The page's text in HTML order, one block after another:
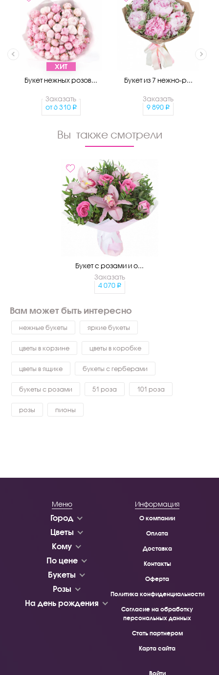
ХИТ
Букет нежных розов...
Заказать
от 6 310
Букет из 7 нежно-р...
Заказать
9 890
Вы также смотрели
Букет с розами и о...
Заказать
4 070
Вам может быть интересно
нежные букеты яркие букеты
цветы в корзине цветы в коробке
цветы в ящике букеты с герберами
букеты с розами 51 роза 101 роза
розы пионы
Меню
Город
Цветы
Кому
По цене
Букеты
Розы
На день рождения
Информация
О компании
Оплата
Доставка
Контакты
Оферта
Политика конфиденциальности
Согласие на обработку
персональных данных
Стать партнером
Карта сайта
Войти